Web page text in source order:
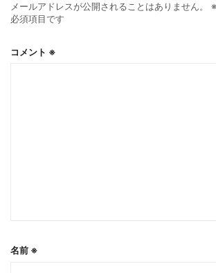
メールアドレスが公開されることはありません。 ※
必須項目です
コメント ※
名前 ※